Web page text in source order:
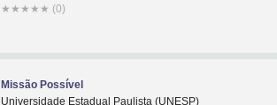
★ ★ ★ ★ ★ (0)
Missão Possível
Universidade Estadual Paulista (UNESP)